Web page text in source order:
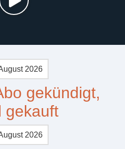
2026
gekündigt,
gekauft
2026